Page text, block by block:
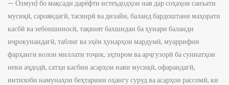
— Озмун) бо мақсади дарёфти истеъдодҳои нав дар соҳаҳои санъати
мусиқӣ, сарояндагӣ, тасвирӣ ва дизайн, баланд бардоштани маҳорати
касбӣ ва зебоишиносӣ, тақвият бахшидан ба ҳунари баланди
иҷрокунандагӣ, таблиғ ва эҳёи ҳунарҳои мардумӣ, муаррифии
фарҳанги волои миллати тоҷик, эҳтиром ва арҷгузорӣ ба суннатҳои
неки аҷдодӣ, сатҳи касбии асарҳои нави мусиқӣ, офарандагӣ,
интихоби намунаҳои беҳтарини оҳангу суруд ва асарҳои рассомӣ, ки